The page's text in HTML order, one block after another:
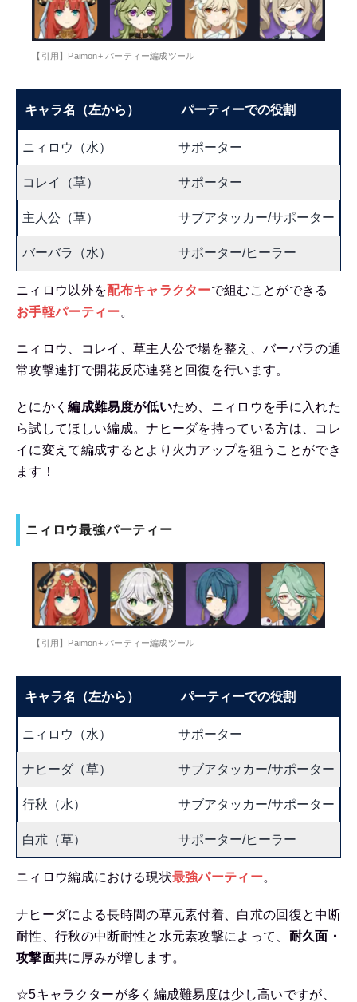
【引用】Paimon+ パーティー編成ツール
キャラ名（左から） パーティーでの役割
ニィロウ（水） サポーター
コレイ（草） サポーター
主人公（草） サブアタッカー/サポーター
バーバラ（水） サポーター/ヒーラー
ニィロウ以外を配布キャラクターで組むことができる
お手軽パーティー。
ニィロウ、コレイ、草主人公で場を整え、バーバラの通
常攻撃連打で開花反応連発と回復を行います。
とにかく編成難易度が低いため、ニィロウを手に入れた
ら試してほしい編成。ナヒーダを持っている方は、コレ
イに変えて編成するとより火力アップを狙うことができ
ます！
ニィロウ最強パーティー
【引用】Paimon+ パーティー編成ツール
キャラ名（左から） パーティーでの役割
ニィロウ（水） サポーター
ナヒーダ（草） サブアタッカー/サポーター
行秋（水） サブアタッカー/サポーター
白朮（草） サポーター/ヒーラー
ニィロウ編成における現状最強パーティー。
ナヒーダによる長時間の草元素付着、白朮の回復と中断
耐性、行秋の中断耐性と水元素攻撃によって、 耐久面・
攻撃面共に厚みが増します。
☆5キャラクターが多く編成難易度は少し高いですが、